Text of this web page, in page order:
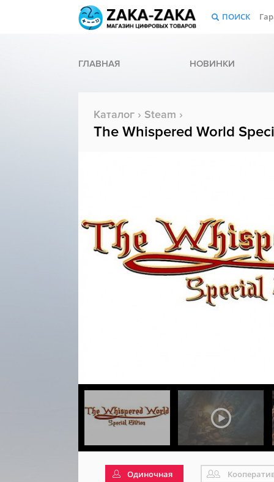
ПОИСК
ГЛАВНАЯ НОВИНКИ
Каталог › Steam ›
The Whispered World
Одиночная